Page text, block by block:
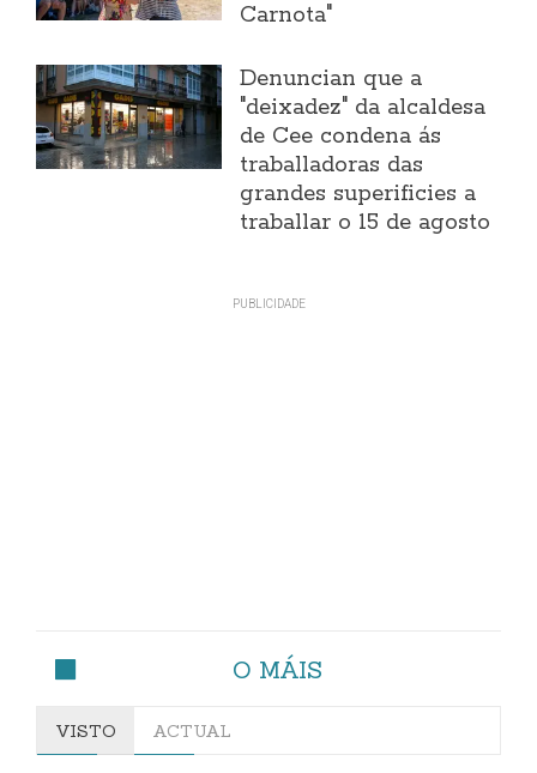
Carnota"
Denuncian que a
"deixadez" da alcaldesa
de Cee condena ás
traballadoras das
grandes superificies a
traballar o 15 de agosto
O MÁIS
VISTO ACTUAL